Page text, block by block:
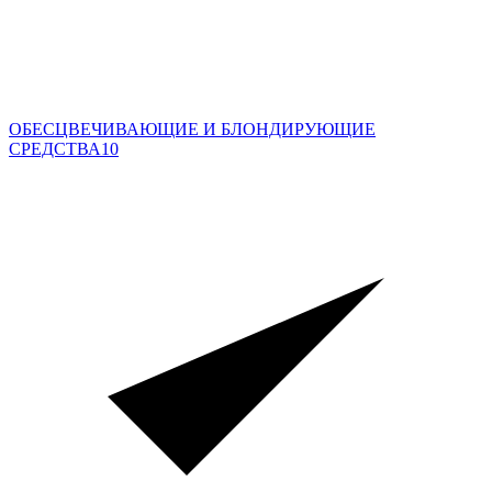
ОБЕСЦВЕЧИВАЮЩИЕ И БЛОНДИРУЮЩИЕ
СРЕДСТВА10